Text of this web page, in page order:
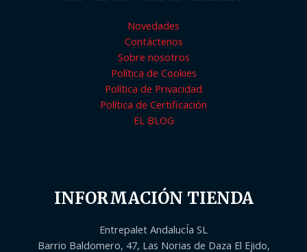
Novedades
Contáctenos
Sobre nosotros
Política de Cookies
Política de Privacidad
Política de Certificación
EL BLOG
INFORMACIÓN TIENDA
Entrepalet AndalucÍa SL
Barrio Baldomero, 47, Las Norias de Daza El Ejido,